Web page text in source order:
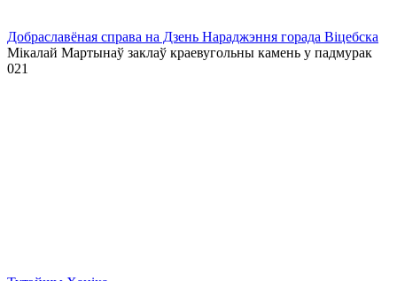
Добраславёная справа на Дзень Нараджэння горада Віцебска
Мікалай Мартынаў заклаў краевугольны камень у падмурак
021